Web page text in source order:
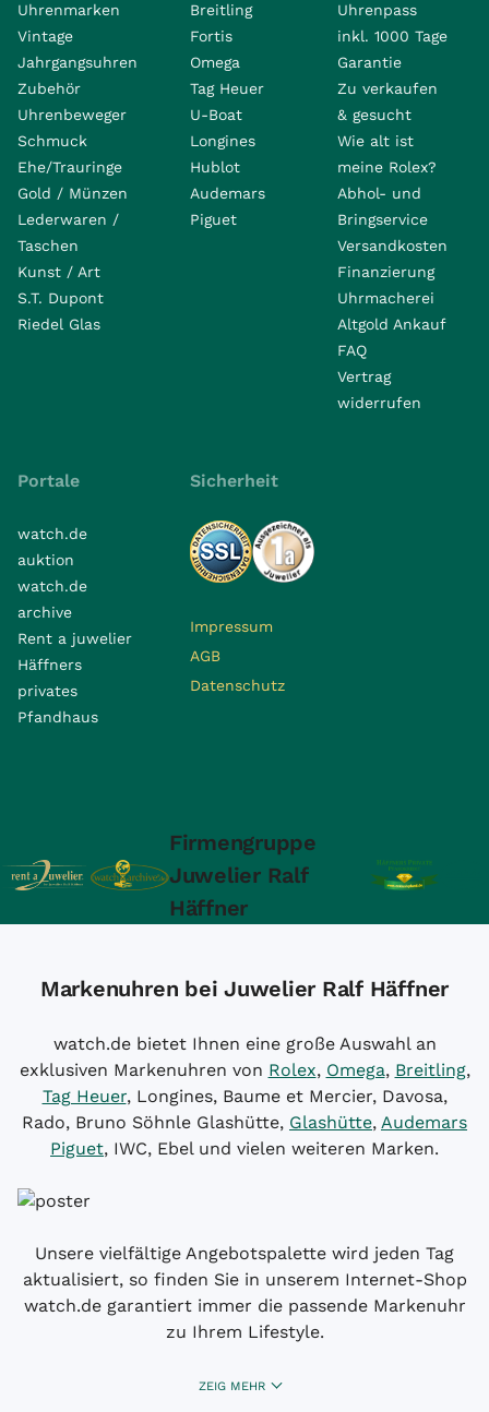
Uhrenmarken
Vintage
Jahrgangsuhren
Zubehör
Uhrenbeweger
Schmuck
Ehe/Trauringe
Gold / Münzen
Lederwaren /
Taschen
Kunst / Art
S.T. Dupont
Riedel Glas
Breitling
Fortis
Omega
Tag Heuer
U-Boat
Longines
Hublot
Audemars
Piguet
Uhrenpass
inkl. 1000 Tage
Garantie
Zu verkaufen
& gesucht
Wie alt ist
meine Rolex?
Abhol- und
Bringservice
Versandkosten
Finanzierung
Uhrmacherei
Altgold Ankauf
FAQ
Vertrag
widerrufen
Portale
watch.de
auktion
watch.de
archive
Rent a juwelier
Häffners
privates
Pfandhaus
Sicherheit
Impressum
AGB
Datenschutz
Firmengruppe
Juwelier Ralf
Häffner
Markenuhren bei Juwelier Ralf Häffner
watch.de bietet Ihnen eine große Auswahl an
exklusiven Markenuhren von Rolex, Omega, Breitling,
Tag Heuer, Longines, Baume et Mercier, Davosa,
Rado, Bruno Söhnle Glashütte, Glashütte, Audemars
Piguet, IWC, Ebel und vielen weiteren Marken.
Unsere vielfältige Angebotspalette wird jeden Tag
aktualisiert, so finden Sie in unserem Internet-Shop
watch.de garantiert immer die passende Markenuhr
zu Ihrem Lifestyle.
ZEIG MEHR